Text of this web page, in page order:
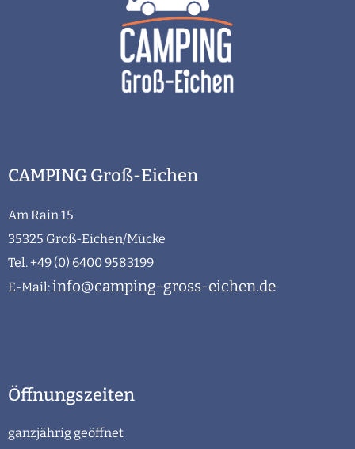
CAMPING Groß-Eichen
Am Rain 15
35325 Groß-Eichen/Mücke
Tel. +49 (0) 6400 9583199
E-Mail:info@camping-gross-eichen.de
Öffnungszeiten
ganzjährig geöffnet